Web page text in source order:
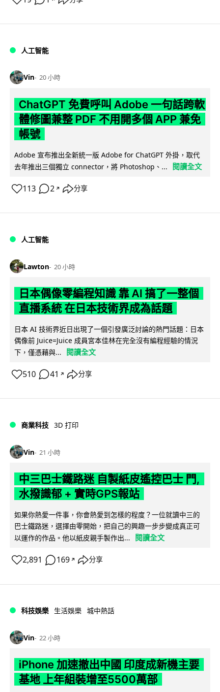
人工智能
Vin 20 小時
ChatGPT 免費呼叫 Adobe 一句話跨軟
體修圖兼整 PDF 不用開多個 APP 兼免
帳號
Adobe 宣布推出全新統一版 Adobe for ChatGPT 外掛，取代
去年推出三個獨立 connector，將 Photoshop、...
閱讀全文
113 2 ↗ 分享
人工智能
Lawton 20 小時
日本偶像零編程知識 靠 AI 搞了一整個
直播系統 在日本技術界成為話題
日本 AI 技術界近日出現了一個引發廣泛討論的熱門話題：日本
偶像前 Juice=Juice 成員宮本佳林在完全沒有編程經驗的情況
下，僅憑藉與...
閱讀全文
510 41 ↗ 分享
商業科技 3D 打印
Vin 21 小時
中三巴士鐵路迷 自製紙皮遙控巴士 門,
水撥識郁 + 實時GPS報站
如果你熱愛一件事，你會熱愛到怎樣的程度？一位就讀中三的
巴士鐵路迷，選擇由零開始，把自己的興趣一步步變成真正可
以運作的作品。他以紙皮親手製作出...
閱讀全文
2,891 169 ↗ 分享
科技娛樂 生活娛樂 城中熱話
Vin 22 小時
iPhone 加速撤出中國 印度成新機主要
基地 上年組裝增至5500萬部